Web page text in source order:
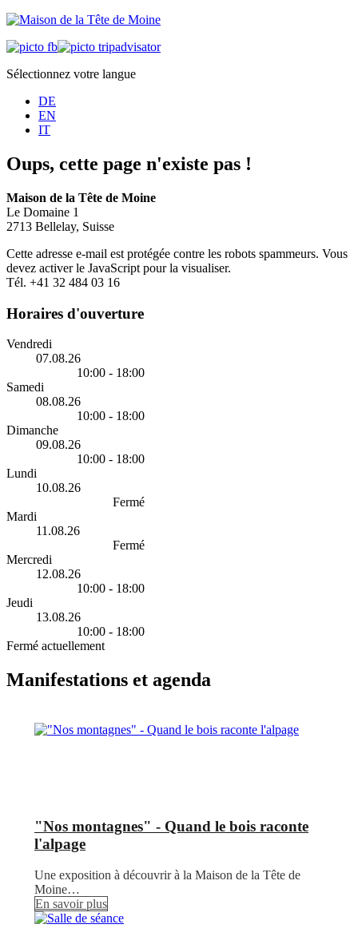
Sélectionnez votre langue
DE
EN
IT
Oups, cette page n'existe pas !
Maison de la Tête de Moine
Le Domaine 1
2713 Bellelay, Suisse
Cette adresse e-mail est protégée contre les robots spammeurs. Vous
devez activer le JavaScript pour la visualiser.
Tél. +41 32 484 03 16
Horaires d'ouverture
Vendredi
07.08.26
10:00 - 18:00
Samedi
08.08.26
10:00 - 18:00
Dimanche
09.08.26
10:00 - 18:00
Lundi
10.08.26
Fermé
Mardi
11.08.26
Fermé
Mercredi
12.08.26
10:00 - 18:00
Jeudi
13.08.26
10:00 - 18:00
Fermé actuellement
Manifestations et agenda
"Nos montagnes" - Quand le bois raconte
l'alpage
Une exposition à découvrir à la Maison de la Tête de
Moine…
En savoir plus